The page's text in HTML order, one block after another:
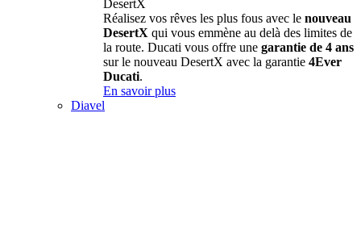
DesertX
Réalisez vos rêves les plus fous avec le nouveau
DesertX qui vous emmène au delà des limites de
la route. Ducati vous offre une garantie de 4 ans
sur le nouveau DesertX avec la garantie 4Ever
Ducati.
En savoir plus
Diavel